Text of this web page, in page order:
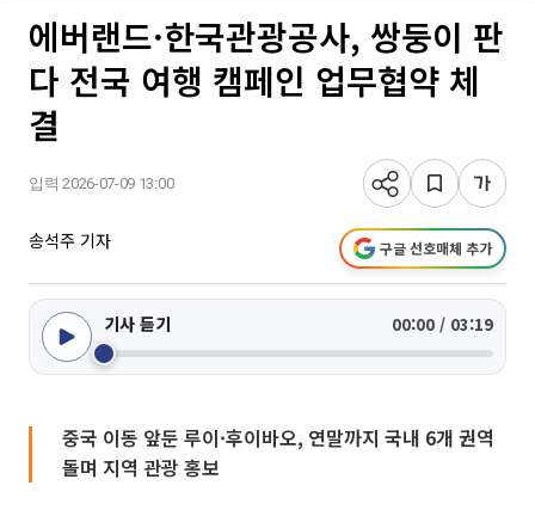
에버랜드·한국관광공사, 쌍둥이 판
다 전국 여행 캠페인 업무협약 체
결
입력 2026-07-09 13:00
송석주 기자 구글 선호매체 추가
기사 듣기 00:00 / 03:19
중국 이동 앞둔 루이·후이바오, 연말까지 국내 6개 권역
돌며 지역 관광 홍보